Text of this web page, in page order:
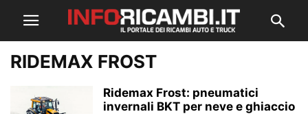
RIDEMAX FROST
Ridemax Frost: pneumatici
invernali BKT per neve e ghiaccio